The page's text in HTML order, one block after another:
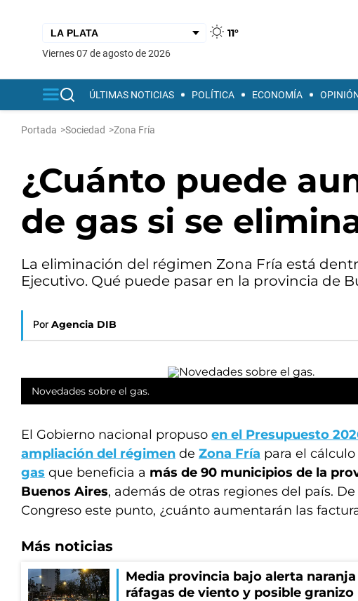
11°
viernes 07 de agosto de 2026
ÚLTIMAS NOTICIAS POLÍTICA ECONOMÍA
Portada >Sociedad >Zona Fría
¿Cuánto puede
de gas si se
La eliminación del régimen Zona Fría está
Ejecutivo. Qué puede pasar en la provincia de
Por Agencia DIB
Novedades sobre el gas.
El Gobierno nacional propuso en el Presupuesto
ampliación del régimen de Zona Fría para el
gas que beneficia a más de 90 municipios de la
Buenos Aires, además de otras regiones del país.
Congreso este punto, ¿cuánto aumentarán las
Más noticias
Media provincia bajo alerta
ráfagas de viento y posible granizo